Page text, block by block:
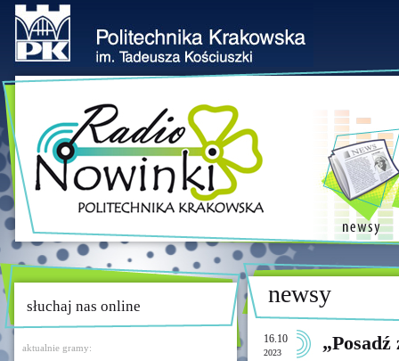
słuchaj nas online
aktualnie gramy:
newsy
16.10
2023